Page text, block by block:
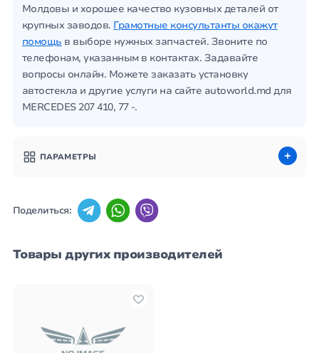
Молдовы и хорошее качество кузовных деталей от
крупных заводов. Грамотные консультанты окажут
помощь в выборе нужных запчастей. Звоните по
телефонам, указанным в контактах. Задавайте
вопросы онлайн. Можете заказать установку
автостекла и другие услуги на сайте autoworld.md для
MERCEDES 207 410, 77 -.
ПАРАМЕТРЫ
Поделиться:
Товары других производителей